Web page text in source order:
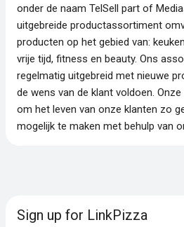
onder de naam TelSell part of
uitgebreide productassortiment
producten op het gebied van:
vrije tijd, fitness en beauty. Ons
regelmatig uitgebreid met nieuwe
de wens van de klant voldoen.
om het leven van onze klanten zo
mogelijk te maken met behulp van
Sign up for LinkPizza